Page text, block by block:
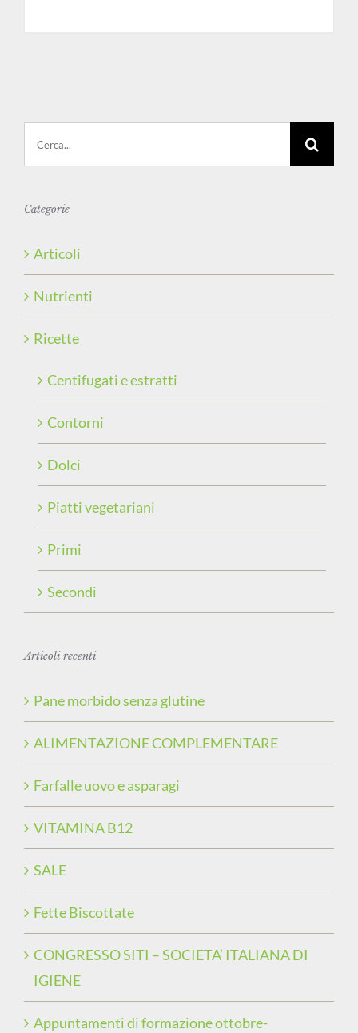
Categorie
Articoli
Nutrienti
Ricette
Centifugati e estratti
Contorni
Dolci
Piatti vegetariani
Primi
Secondi
Articoli recenti
Pane morbido senza glutine
ALIMENTAZIONE COMPLEMENTARE
Farfalle uovo e asparagi
VITAMINA B12
SALE
Fette Biscottate
CONGRESSO SITI – SOCIETA’ ITALIANA DI
IGIENE
Appuntamenti di formazione ottobre-